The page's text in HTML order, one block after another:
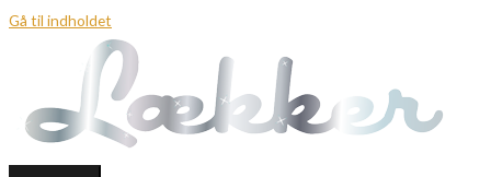
Gå til indholdet